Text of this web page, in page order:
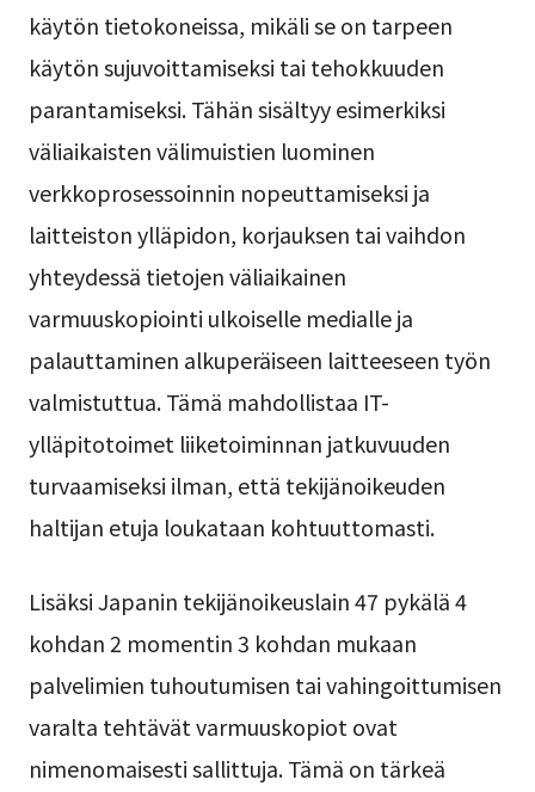
käytön tietokoneissa, mikäli se on tarpeen
käytön sujuvoittamiseksi tai tehokkuuden
parantamiseksi. Tähän sisältyy esimerkiksi
väliaikaisten välimuistien luominen
verkkoprosessoinnin nopeuttamiseksi ja
laitteiston ylläpidon, korjauksen tai vaihdon
yhteydessä tietojen väliaikainen
varmuuskopiointi ulkoiselle medialle ja
palauttaminen alkuperäiseen laitteeseen työn
valmistuttua. Tämä mahdollistaa IT-
ylläpitotoimet liiketoiminnan jatkuvuuden
turvaamiseksi ilman, että tekijänoikeuden
haltijan etuja loukataan kohtuuttomasti.
Lisäksi Japanin tekijänoikeuslain 47 pykälä 4
kohdan 2 momentin 3 kohdan mukaan
palvelimien tuhoutumisen tai vahingoittumisen
varalta tehtävät varmuuskopiot ovat
nimenomaisesti sallittuja. Tämä on tärkeä